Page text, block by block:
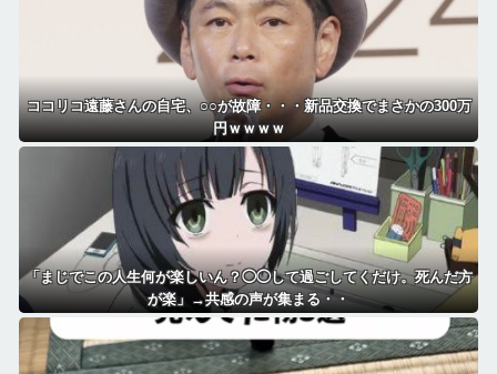
ココリコ遠藤さんの自宅、○○が故障・・・新品交換でまさかの300万
円ｗｗｗｗ
「まじでこの人生何が楽しいん？◯◯して過ごしてくだけ。死んだ方
が楽」→共感の声が集まる・・